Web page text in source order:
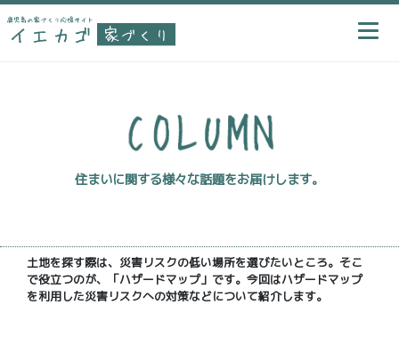
住まいに関する様々な話題をお届けします。
土地を探す際は、災害リスクの低い場所を選びたいところ。そこ
で役立つのが、「ハザードマップ」です。今回はハザードマップ
を利用した災害リスクへの対策などについて紹介します。